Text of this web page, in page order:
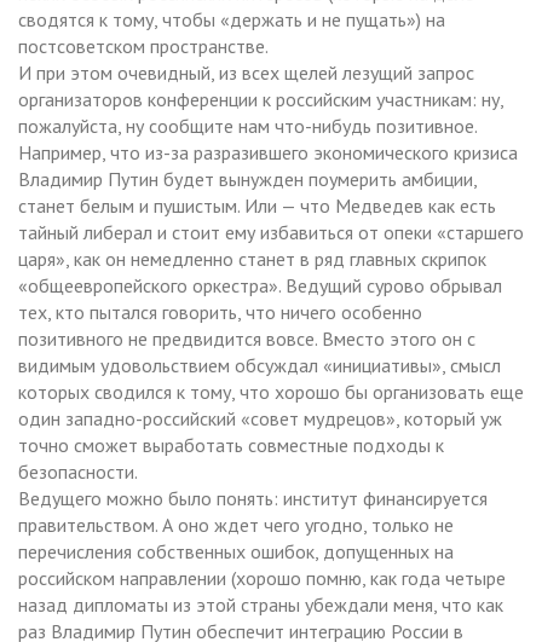
сводятся к тому, чтобы «держать и не пущать») на
постсоветском пространстве.
И при этом очевидный, из всех щелей лезущий запрос
организаторов конференции к российским участникам: ну,
пожалуйста, ну сообщите нам что-нибудь позитивное.
Например, что из-за разразившего экономического кризиса
Владимир Путин будет вынужден поумерить амбиции,
станет белым и пушистым. Или — что Медведев как есть
тайный либерал и стоит ему избавиться от опеки «старшего
царя», как он немедленно станет в ряд главных скрипок
«общеевропейского оркестра». Ведущий сурово обрывал
тех, кто пытался говорить, что ничего особенно
позитивного не предвидится вовсе. Вместо этого он с
видимым удовольствием обсуждал «инициативы», смысл
которых сводился к тому, что хорошо бы организовать еще
один западно-российский «совет мудрецов», который уж
точно сможет выработать совместные подходы к
безопасности.
Ведущего можно было понять: институт финансируется
правительством. А оно ждет чего угодно, только не
перечисления собственных ошибок, допущенных на
российском направлении (хорошо помню, как года четыре
назад дипломаты из этой страны убеждали меня, что как
раз Владимир Путин обеспечит интеграцию России в